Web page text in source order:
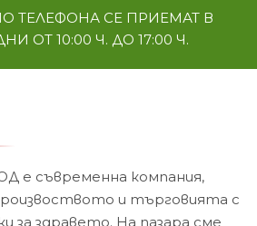
ТЕЛЕФОНА СЕ ПРИЕМАТ В
ОТ 10:00 Ч. ДО 17:00 Ч.
е съвременна компания,
и търговията с
за здравето. На пазара сме